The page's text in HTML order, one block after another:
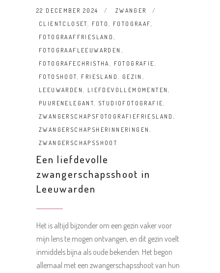
22 DECEMBER 2024
ZWANGER
CLIENTCLOSET, FOTO, FOTOGRAAF,
FOTOGRAAFFRIESLAND,
FOTOGRAAFLEEUWARDEN ,
FOTOGRAFECHRISTHA, FOTOGRAFIE ,
FOTOSHOOT, FRIESLAND, GEZIN ,
LEEUWARDEN, LIEFDEVOLLEMOMENTEN,
PUURENELEGANT, STUDIOFOTOGRAFIE,
ZWANGERSCHAPSFOTOGRAFIEFRIESLAND ,
ZWANGERSCHAPSHERINNERINGEN,
ZWANGERSCHAPSSHOOT
Een liefdevolle
zwangerschapsshoot in
Leeuwarden
Het is altijd bijzonder om een gezin vaker voor
mijn lens te mogen ontvangen, en dit gezin voelt
inmiddels bijna als oude bekenden. Het begon
allemaal met een zwangerschapsshoot van hun